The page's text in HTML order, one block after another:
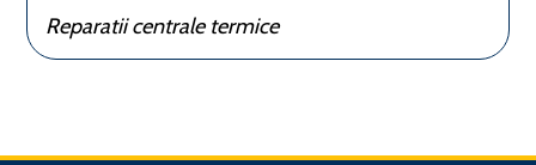
Reparatii centrale termice